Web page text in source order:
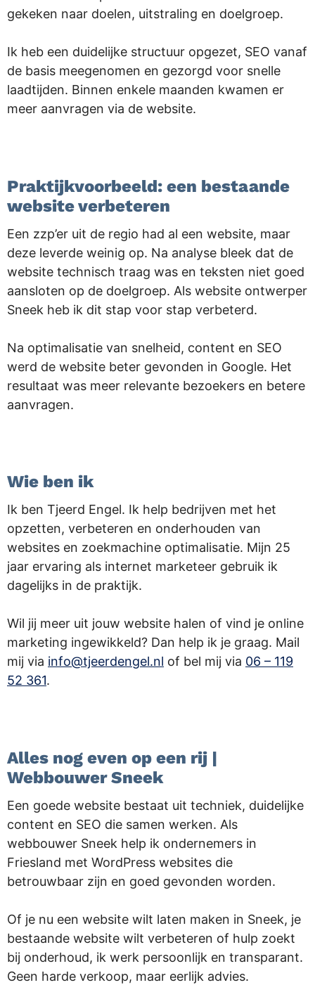
gekeken naar doelen, uitstraling en doelgroep.
Ik heb een duidelijke structuur opgezet, SEO vanaf
de basis meegenomen en gezorgd voor snelle
laadtijden. Binnen enkele maanden kwamen er
meer aanvragen via de website.
Praktijkvoorbeeld: een bestaande
website verbeteren
Een zzp’er uit de regio had al een website, maar
deze leverde weinig op. Na analyse bleek dat de
website technisch traag was en teksten niet goed
aansloten op de doelgroep. Als website ontwerper
Sneek heb ik dit stap voor stap verbeterd.
Na optimalisatie van snelheid, content en SEO
werd de website beter gevonden in Google. Het
resultaat was meer relevante bezoekers en betere
aanvragen.
Wie ben ik
Ik ben Tjeerd Engel. Ik help bedrijven met het
opzetten, verbeteren en onderhouden van
websites en zoekmachine optimalisatie. Mijn 25
jaar ervaring als internet marketeer gebruik ik
dagelijks in de praktijk.
Wil jij meer uit jouw website halen of vind je online
marketing ingewikkeld? Dan help ik je graag. Mail
mij via info@tjeerdengel.nl of bel mij via 06 – 119
52 361.
Alles nog even op een rij |
Webbouwer Sneek
Een goede website bestaat uit techniek, duidelijke
content en SEO die samen werken. Als
webbouwer Sneek help ik ondernemers in
Friesland met WordPress websites die
betrouwbaar zijn en goed gevonden worden.
Of je nu een website wilt laten maken in Sneek, je
bestaande website wilt verbeteren of hulp zoekt
bij onderhoud, ik werk persoonlijk en transparant.
Geen harde verkoop, maar eerlijk advies.